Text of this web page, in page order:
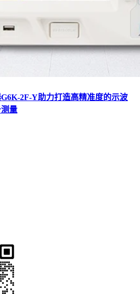
2F-Y助力打造高精准度的示波
量